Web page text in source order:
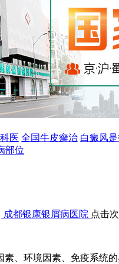
医 全国牛皮癣治 白癜风
部位
成都银康银屑病医院 点击次
、环境因素、免疫系统